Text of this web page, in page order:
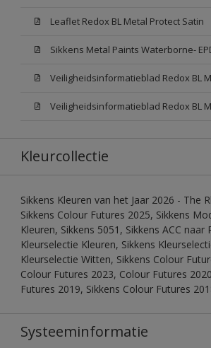
Leaflet Redox BL Metal Protect Satin
Kleurcollectie
Sikkens Kleuren van het Jaar 2026 - The
Sikkens Colour Futures 2025, Sikkens
Kleuren, Sikkens 5051, Sikkens ACC naar
Kleurselectie Kleuren, Sikkens
Kleurselectie Witten, Sikkens Colour
Colour Futures 2023, Colour Futures
Futures 2019, Sikkens Colour Futures
Systeeminformatie